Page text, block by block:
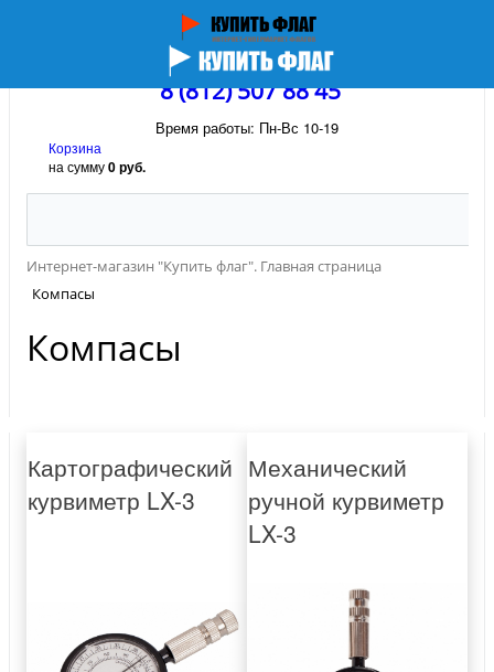
8 (812) 507 88 45
Время работы: Пн-Вс 10-19
Корзина
на сумму0 руб.
Интернет-магазин "Купить флаг". Главная страница
Компасы
Компасы
Картографический
курвиметр LX-3
Механический
ручной курвиметр
LX-3